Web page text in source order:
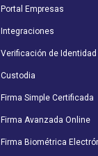
Portal Empresas
Integraciones
Verificación de Identidad
Custodia
Firma Simple Certificada
Firma Avanzada Online
Firma Biométrica